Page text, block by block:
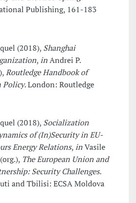
Publishing, 161-183
(2018), Shanghai
,inAndrei P.
Routledge Handbook of
Policy. London: Routledge
(2018), Socialization
of (In)Security in EU-
Energy Relations,inVasile
The European Union and
Security Challenges.
and Tbilisi: ECSA Moldova